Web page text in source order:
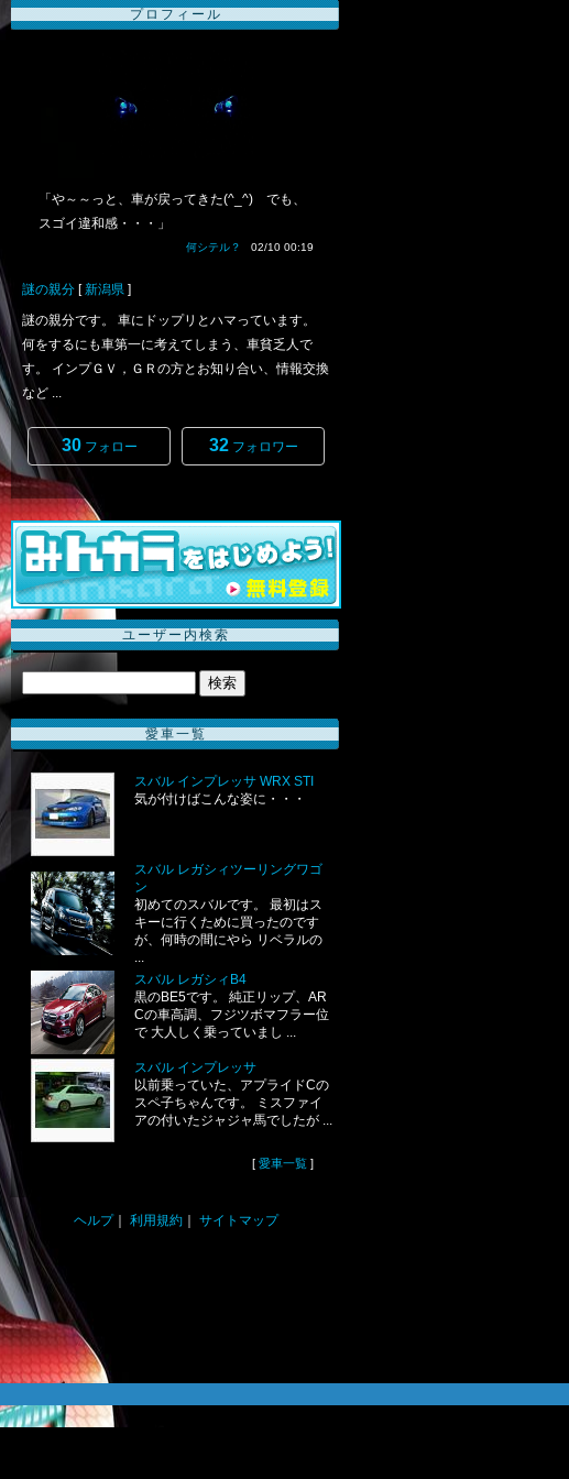
プロフィール
「や～～っと、車が戻ってきた(^_^) でも、
スゴイ違和感・・・」
何シテル？ 02/10 00:19
謎の親分 [新潟県 ]
謎の親分です。 車にドップリとハマっています。
何をするにも車第一に考えてしまう、車貧乏人で
す。 インプＧＶ，ＧＲの方とお知り合い、情報交換
など ...
30フォロー 32フォロワー
ユーザー内検索
愛車一覧
スバル インプレッサ WRX STI
気が付けばこんな姿に・・・
スバル レガシィツーリングワゴ
ン
初めてのスバルです。 最初はス
キーに行くために買ったのです
が、何時の間にやら リベラルの
...
スバル レガシィB4
黒のBE5です。 純正リップ、AR
Cの車高調、フジツボマフラー位
で 大人しく乗っていまし ...
スバル インプレッサ
以前乗っていた、アプライドCの
スペ子ちゃんです。 ミスファイ
アの付いたジャジャ馬でしたが ...
[ 愛車一覧 ]
ヘルプ｜ 利用規約 サイトマップ